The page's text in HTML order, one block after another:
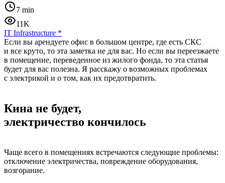
7 min
11K
IT Infrastructure *
Если вы арендуете офис в большом центре, где есть СКС
и все круто, то эта заметка не для вас. Но если вы переезжаете
в помещение, переведенное из жилого фонда, то эта статья
будет для вас полезна. Я расскажу о возможных проблемах
с электрикой и о том, как их предотвратить.
Кина не будет,
электричество кончилось
Чаще всего в помещениях встречаются следующие проблемы:
отключение электричества, повреждение оборудования,
возгорание.